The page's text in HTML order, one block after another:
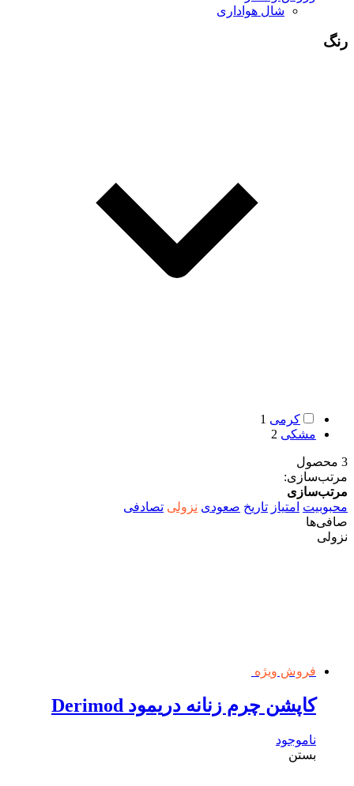
شال هواداری
رنگ
کرمی 1
مشکی 2
3 محصول
مرتب‌سازی:
مرتب‌سازی
محبوبیت امتیاز تاریخ صعودی نزولی تصادفی
صافی‌ها
نزولی
فروش ویژه
کاپشن چرم زنانه دریمود Derimod
ناموجود
بستن